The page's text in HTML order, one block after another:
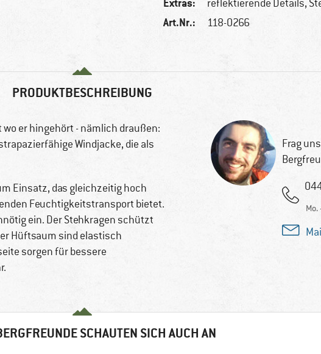
Extras: reflektierende Details,
Art.Nr.: 118-0266
PRODUKTBESCHREIBUNG
wo er hingehört - nämlich draußen:
Windjacke, die als
Einsatz, das gleichzeitig hoch
Feuchtigkeitstransport bietet.
ein. Der Stehkragen schützt
Hüftsaum sind elastisch
sorgen für bessere
Frag
Mo.
SCHAUTEN SICH AUCH AN